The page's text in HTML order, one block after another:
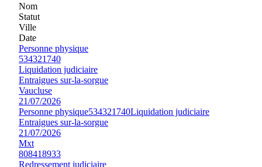
Nom
Statut
Ville
Date
Personne physique
534321740
Liquidation judiciaire
Entraigues sur-la-sorgue
Vaucluse
21/07/2026
Personne physique534321740Liquidation judiciaire
Entraigues sur-la-sorgue
21/07/2026
Mxt
808418933
Redressement judiciaire